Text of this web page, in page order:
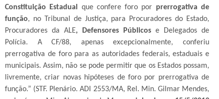
Constituição Estadual
que confere foro por prerrogativa de
função, no Tribunal de Justiça, para Procuradores do Estado,
Procuradores da ALE, Defensores Públicos e Delegados de
Polícia. A CF/88, apenas excepcionalmente, conferiu
prerrogativa de foro para as autoridades federais, estaduais e
municipais. Assim, não se pode permitir que os Estados possam,
livremente, criar novas hipóteses de foro por prerrogativa de
função.” (STF. Plenário. ADI 2553/MA, Rel. Min. Gilmar Mendes,